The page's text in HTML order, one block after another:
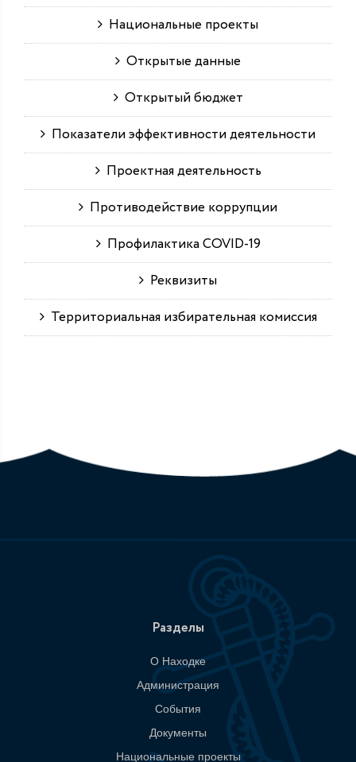
Национальные проекты
Открытые данные
Открытый бюджет
Показатели эффективности деятельности
Проектная деятельность
Противодействие коррупции
Профилактика COVID-19
Реквизиты
Территориальная избирательная комиссия
Разделы
О Находке
Администрация
События
Документы
Национальные проекты